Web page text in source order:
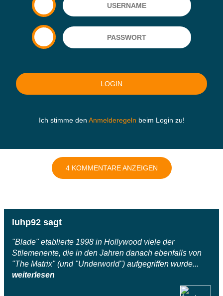
Ich stimme den Anmelderegeln beim Login zu!
4 KOMMENTARE ANZEIGEN
luhp92 sagt
"Blade" etablierte 1998 in Hollywood viele der
Stilemenente, die in den Jahren danach ebenfalls von
"The Matrix" (und "Underworld") aufgegriffen wurde...
weiterlesen